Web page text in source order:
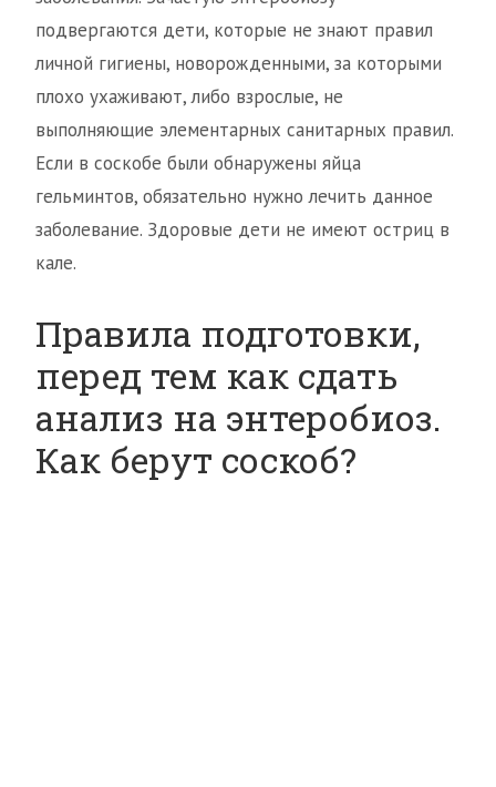
подвергаются дети, которые не знают правил
личной гигиены, новорожденными, за которыми
плохо ухаживают, либо взрослые, не
выполняющие элементарных санитарных правил.
Если в соскобе были обнаружены яйца
гельминтов, обязательно нужно лечить данное
заболевание. Здоровые дети не имеют остриц в
кале.
Правила подготовки,
перед тем как сдать
анализ на энтеробиоз.
Как берут соскоб?